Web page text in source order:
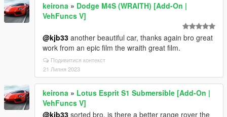
keirona » Dodge M4S (WRAITH) [Add-On |
VehFuncs V]
@kjb33 another beautiful car, thanks again bro great
work from an epic film the wraith great film.
Подивитися контекст
21 Липня 2023
keirona » Lotus Esprit S1 Submersible [Add-On |
VehFuncs V]
@kjb33 sorted bro, is there a better range rover the